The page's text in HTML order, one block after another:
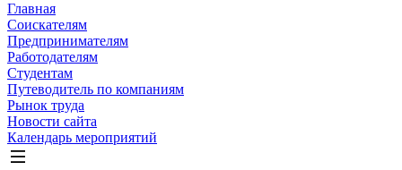
Главная
Соискателям
Предпринимателям
Работодателям
Студентам
Путеводитель по компаниям
Рынок труда
Новости сайта
Календарь мероприятий